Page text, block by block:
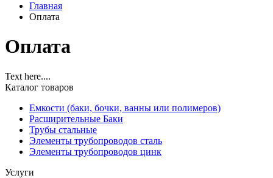
Главная
Оплата
Оплата
Text here....
Каталог товаров
Емкости (баки, бочки, ванны или полимеров)
Расширительные Баки
Трубы стальные
Элементы трубопроводов сталь
Элементы трубопроводов цинк
Услуги